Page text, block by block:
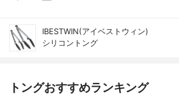
IBESTWIN(アイベストウィン)
シリコントング
トングおすすめランキング